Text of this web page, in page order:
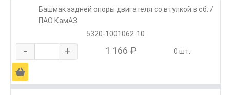
Башмак задней опоры двигателя со втулкой в сб. /
ПАО КамАЗ
5320-1001062-10
- + 1 166 ₽ 0 шт.
Ä